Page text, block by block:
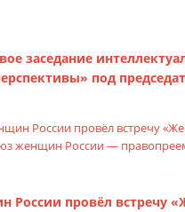
заседание
под
России провёл встречу